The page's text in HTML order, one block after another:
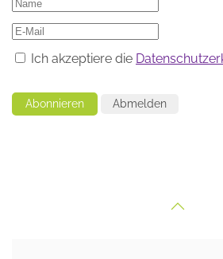
Ich akzeptiere die
Abonnieren Abmelden